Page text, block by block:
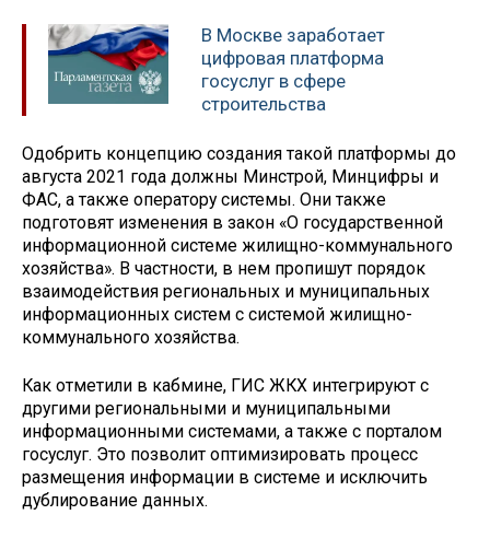
В Москве заработает
цифровая платформа
госуслуг в сфере
строительства
Одобрить концепцию создания такой платформы до
августа 2021 года должны Минстрой, Минцифры и
ФАС, а также оператору системы. Они также
подготовят изменения в закон «О государственной
информационной системе жилищно-коммунального
хозяйства». В частности, в нем пропишут порядок
взаимодействия региональных и муниципальных
информационных систем с системой жилищно-
коммунального хозяйства.
Как отметили в кабмине, ГИС ЖКХ интегрируют с
другими региональными и муниципальными
информационными системами, а также с порталом
госуслуг. Это позволит оптимизировать процесс
размещения информации в системе и исключить
дублирование данных.